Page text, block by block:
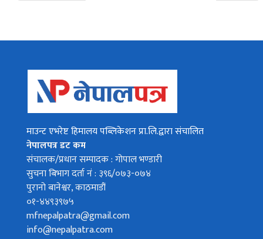
माउन्ट एभरेष्ट हिमालय पब्लिकेशन प्रा.लि.द्वारा संचालित
नेपालपत्र डट कम
संचालक/प्रधान सम्पादक : गोपाल भण्डारी
सुचना बिभाग दर्ता नं : ३९६/०७३-०७४
पुरानो बानेश्वर, काठमाडौं
०१-४४९३९७५
mfnepalpatra@gmail.com
info@nepalpatra.com